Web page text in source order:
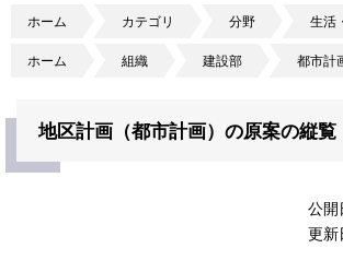
ホーム カテゴリ 分野 生活
ホーム 組織 建設部 都市計
地区計画（都市計画）の原案の縦覧
公開
更新